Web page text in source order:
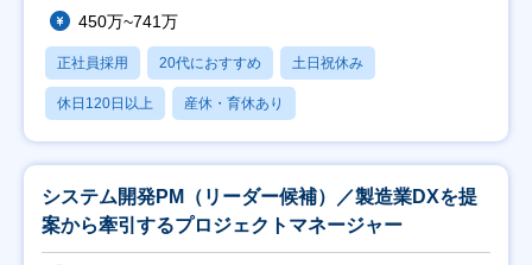
450万~741万
正社員採用 20代におすすめ 土日祝休み
休日120日以上 産休・育休あり
システム開発PM（リーダー候補）／製造業DXを提
案から牽引するプロジェクトマネージャー